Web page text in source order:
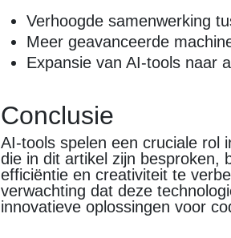
Verhoogde samenwerking
Meer geavanceerde
Expansie van AI-tools naar
Conclusie
AI-tools spelen een cruciale rol
die in dit artikel zijn besproken,
efficiëntie en creativiteit te
verwachting dat deze
innovatieve oplossingen voor